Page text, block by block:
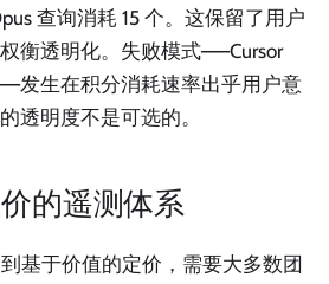
查询消耗 15 个。这保留了用户
衡透明化。失败模式——Cursor
发生在积分消耗速率出乎用户意
透明度不是可选的。
的遥测体系
基于价值的定价，需要大多数团